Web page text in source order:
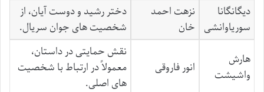
دیگانگانا
سوریاوانشی
نزهت احمد
خان
دختر رشید و دوست آیان، از
شخصیت های جوان سریال.
هارش
واشیشت
انور فاروقی
نقش حمایتی در داستان،
معمولاً در ارتباط با شخصیت
های اصلی.